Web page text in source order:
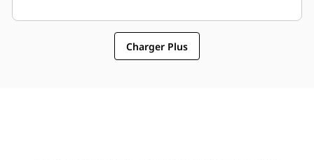
Charger Plus